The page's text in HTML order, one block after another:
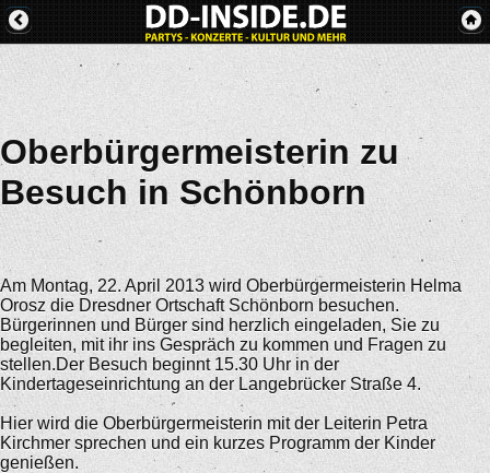
Oberbürgermeisterin zu
Besuch in Schönborn
Am Montag, 22. April 2013 wird Oberbürgermeisterin Helma
Orosz die Dresdner Ortschaft Schönborn besuchen.
Bürgerinnen und Bürger sind herzlich eingeladen, Sie zu
begleiten, mit ihr ins Gespräch zu kommen und Fragen zu
stellen.Der Besuch beginnt 15.30 Uhr in der
Kindertageseinrichtung an der Langebrücker Straße 4.
Hier wird die Oberbürgermeisterin mit der Leiterin Petra
Kirchmer sprechen und ein kurzes Programm der Kinder
genießen.